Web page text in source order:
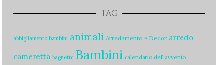
TAG
abbigliamento bambini animali Arredamento e Decor arredo
cameretta bagnetto Bambini calendario dell'avvento